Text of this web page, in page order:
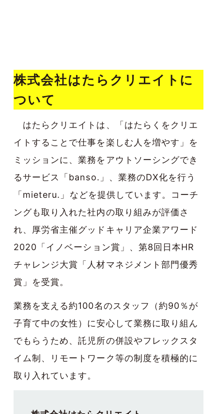
株式会社はたらクリエイトに
ついて
はたらクリエイトは、「はたらくをクリエ
イトすることで仕事を楽しむ人を増やす」を
ミッションに、業務をアウトソーシングでき
るサービス「banso.」、業務のDX化を行う
「mieteru.」などを提供しています。コーチ
ングも取り入れた社内の取り組みが評価さ
れ、 厚労省主催グッドキャリア企業アワード
2020「イノベーション賞」
、 第8回日本HR
チャレンジ大賞「人材マネジメント部門優秀
賞」 を受賞。
業務を支える約100名のスタッフ（約90％が
子育て中の女性）に安心して業務に取り組ん
でもらうため、託児所の併設やフレックスタ
イム制、リモートワーク等の制度を積極的に
取り入れています。